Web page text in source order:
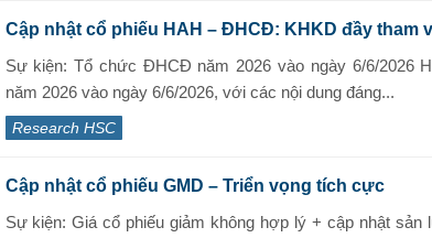
Cập nhật cổ phiếu HAH – ĐHCĐ: KHKD đầy tham
Sự kiện: Tổ chức ĐHCĐ năm 2026 vào ngày 6/6/2026
năm 2026 vào ngày 6/6/2026, với các nội dung đáng...
Research HSC
Cập nhật cổ phiếu GMD – Triển vọng tích cực
Sự kiện: Giá cổ phiếu giảm không hợp lý + cập nhật sản